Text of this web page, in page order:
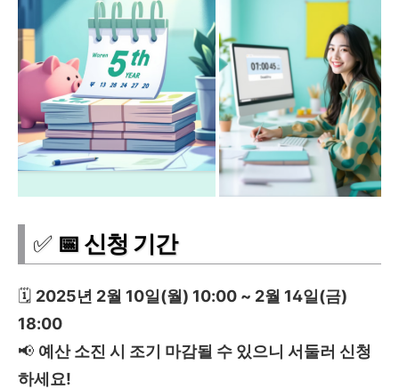
✅ 📅 신청 기간
🗓 2025년 2월 10일(월) 10:00 ~ 2월 14일(금)
18:00
📢 예산 소진 시 조기 마감될 수 있으니 서둘러 신청
하세요!